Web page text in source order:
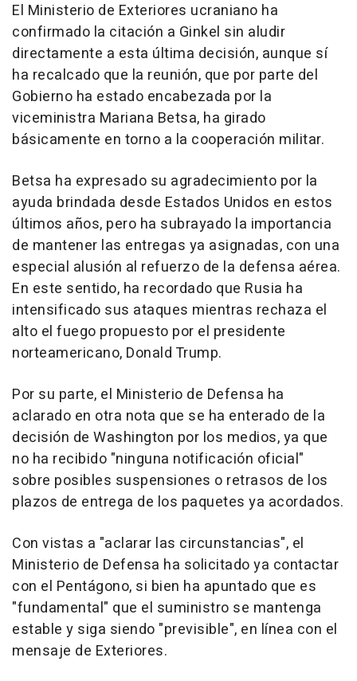
El Ministerio de Exteriores ucraniano ha
confirmado la citación a Ginkel sin aludir
directamente a esta última decisión, aunque sí
ha recalcado que la reunión, que por parte del
Gobierno ha estado encabezada por la
viceministra Mariana Betsa, ha girado
básicamente en torno a la cooperación militar.
Betsa ha expresado su agradecimiento por la
ayuda brindada desde Estados Unidos en estos
últimos años, pero ha subrayado la importancia
de mantener las entregas ya asignadas, con una
especial alusión al refuerzo de la defensa aérea.
En este sentido, ha recordado que Rusia ha
intensificado sus ataques mientras rechaza el
alto el fuego propuesto por el presidente
norteamericano, Donald Trump.
Por su parte, el Ministerio de Defensa ha
aclarado en otra nota que se ha enterado de la
decisión de Washington por los medios, ya que
no ha recibido "ninguna notificación oficial"
sobre posibles suspensiones o retrasos de los
plazos de entrega de los paquetes ya acordados.
Con vistas a "aclarar las circunstancias", el
Ministerio de Defensa ha solicitado ya contactar
con el Pentágono, si bien ha apuntado que es
"fundamental" que el suministro se mantenga
estable y siga siendo "previsible", en línea con el
mensaje de Exteriores.